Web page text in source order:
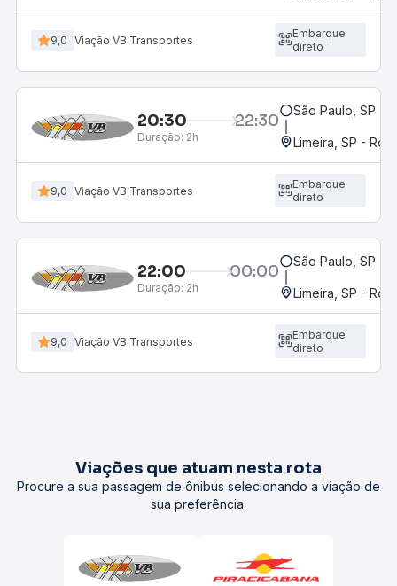
9,0 Viação VB Transportes
Embarque
direto
20:30 22:30
Duração: 2h
São Paulo, SP -
Limeira, SP -
9,0 Viação VB Transportes
Embarque
direto
22:00 00:00
Duração: 2h
São Paulo, SP -
Limeira, SP -
9,0 Viação VB Transportes
Embarque
direto
Viações que atuam nesta rota
Procure a sua passagem de ônibus selecionando a viação de
sua preferência.